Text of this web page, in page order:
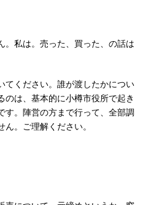
私は。売った、買った、の話は
ください。誰が渡したかについ
は、基本的に小樽市役所で起き
す。陣営の方まで行って、全部調
。ご理解ください。